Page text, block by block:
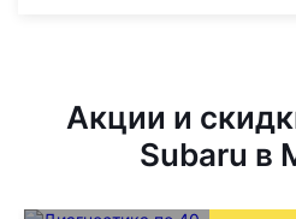
Акции и
Subaru в